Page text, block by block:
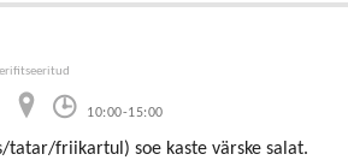
10:00-15:00
tatar/friikartul) soe kaste värske salat.